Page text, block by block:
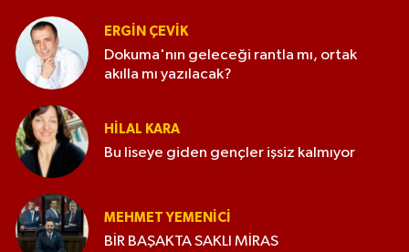
ERGIN ÇEVİK
Dokuma'nın geleceği rantla mı, ortak
akılla mı yazılacak?
HILAL KARA
Bu liseye giden gençler işsiz kalmıyor
MEHMET YEMENICI
BİR BAŞAKTA SAKLI MİRAS